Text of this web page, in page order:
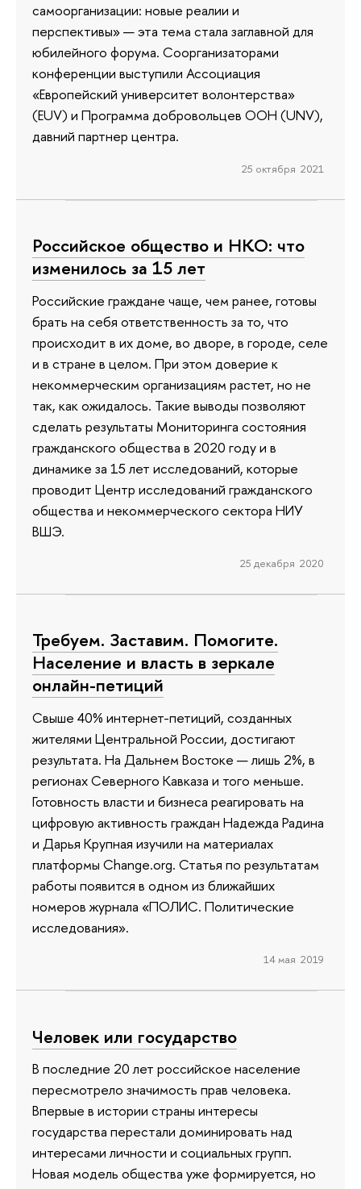
самоорганизации: новые реалии и
перспективы» — эта тема стала заглавной для
юбилейного форума. Соорганизаторами
конференции выступили Ассоциация
«Европейский университет волонтерства»
(EUV) и Программа добровольцев ООН (UNV),
давний партнер центра.
25 октября 2021
Российское общество и НКО: что
изменилось за 15 лет
Российские граждане чаще, чем ранее, готовы
брать на себя ответственность за то, что
происходит в их доме, во дворе, в городе, селе
и в стране в целом. При этом доверие к
некоммерческим организациям растет, но не
так, как ожидалось. Такие выводы позволяют
сделать результаты Мониторинга состояния
гражданского общества в 2020 году и в
динамике за 15 лет исследований, которые
проводит Центр исследований гражданского
общества и некоммерческого сектора НИУ
ВШЭ.
25 декабря 2020
Требуем. Заставим. Помогите.
Население и власть в зеркале
онлайн-петиций
Свыше 40% интернет-петиций, созданных
жителями Центральной России, достигают
результата. На Дальнем Востоке — лишь 2%, в
регионах Северного Кавказа и того меньше.
Готовность власти и бизнеса реагировать на
цифровую активность граждан Надежда Радина
и Дарья Крупная изучили на материалах
платформы Change.org. Статья по результатам
работы появится в одном из ближайших
номеров журнала «ПОЛИС. Политические
исследования».
14 мая 2019
Человек или государство
В последние 20 лет российское население
пересмотрело значимость прав человека.
Впервые в истории страны интересы
государства перестали доминировать над
интересами личности и социальных групп.
Новая модель общества уже формируется, но